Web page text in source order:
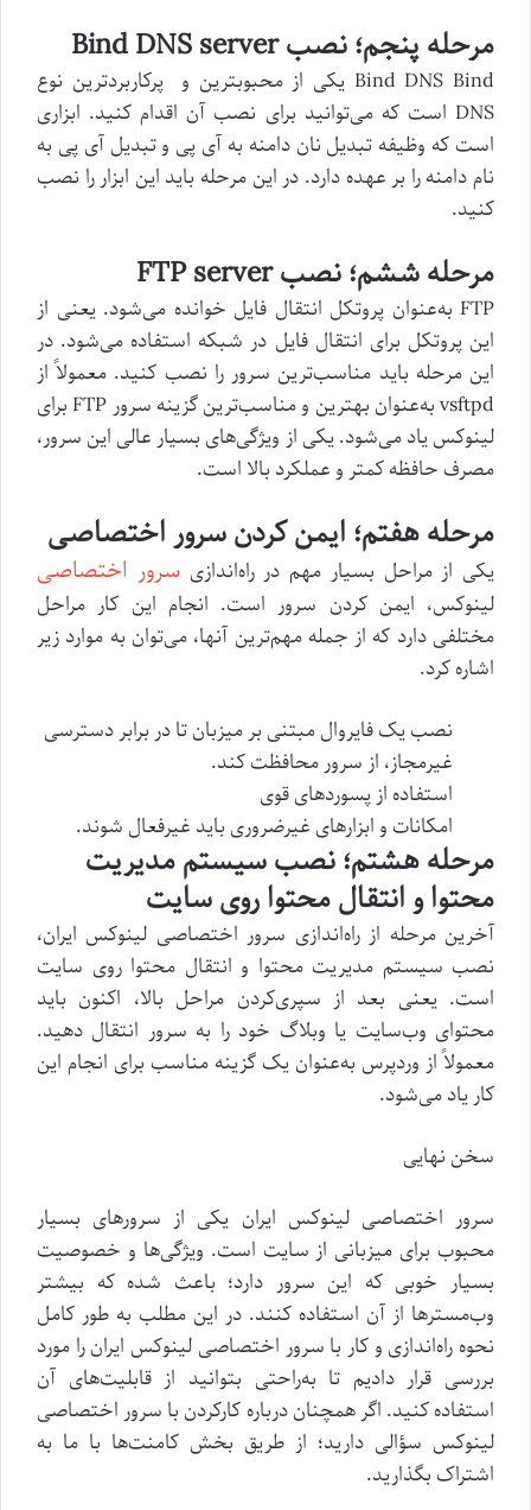
مرحله پنجم؛ نصبBind DNS server
Bind DNS Bind یکی از محبوب‎ترین و پرکاربردترین نوع
DNS است که می‌توانید برای نصب آن اقدام کنید. ابزاری
است که وظیفه تبدیل نان دامنه به آی پی و تبدیل آی پی به
نام دامنه را بر عهده دارد. در این مرحله باید این ابزار را نصب
کنید.
مرحله ششم؛ نصبFTP server
FTP به‌عنوان پروتکل انتقال فایل خوانده می‌شود. یعنی از
این پروتکل برای انتقال فایل در شبکه استفاده می‌شود. در
این مرحله باید مناسب‌ترین سرور را نصب کنید. معمولاً از
vsftpd به‌عنوان بهترین و مناسب‌ترین گزینه سرور FTP برای
لینوکس یاد می‌شود. یکی از ویژگی‌های بسیار عالی این سرور،
مصرف حافظه کمتر و عملکرد بالا است.
مرحله هفتم؛ ایمن کردن سرور اختصاصی
یکی از مراحل بسیار مهم در راه‌اندازی سرور اختصاصی
لینوکس، ایمن‌ کردن سرور است. انجام این کار مراحل
مختلفی دارد که از جمله مهم‌ترین آنها، می‌توان به موارد زیر
اشاره کرد.
نصب یک فایروال مبتنی بر میزبان تا در برابر دسترسی
غیرمجاز، از سرور محافظت کند.
استفاده از پسوردهای قوی
امکانات و ابزارهای غیرضروری باید غیرفعال شوند.
مرحله هشتم؛ نصب سیستم مدیریت
محتوا و انتقال محتوا روی سایت
آخرین مرحله از راه‌اندازی سرور اختصاصی لینوکس ایران،
نصب سیستم مدیریت محتوا و انتقال محتوا روی سایت
است. یعنی بعد از سپری‌کردن مراحل بالا، اکنون باید
محتوای وب‌سایت یا وبلاگ خود را به سرور انتقال دهید.
معمولاً از وردپرس به‌عنوان یک گزینه مناسب برای انجام این
کار یاد می‌شود.
سخن نهایی
سرور اختصاصی لینوکس ایران یکی از سرورهای بسیار
محبوب برای میزبانی از سایت است. ویژگی‌ها و خصوصیت
بسیار خوبی که این سرور دارد؛ باعث شده که بیشتر
وب‌مسترها از آن استفاده کنند. در این مطلب به طور کامل
نحوه راه‌اندازی و کار با سرور اختصاصی لینوکس ایران را مورد
بررسی قرار دادیم تا به‌راحتی بتوانید از قابلیت‌های آن
استفاده کنید. اگر همچنان درباره کارکردن با سرور اختصاصی
لینوکس سؤالی دارید؛ از طریق بخش کامنت‌ها با ما به
اشتراک بگذارید.